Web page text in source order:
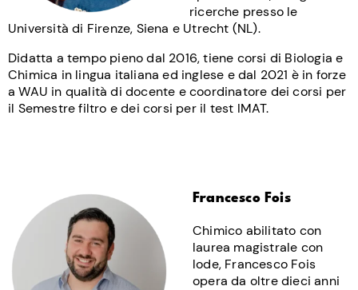
ricerche presso le
Università di Firenze, Siena e Utrecht (NL).
Didatta a tempo pieno dal 2016, tiene corsi di Biologia e
Chimica in lingua italiana ed inglese e dal 2021 è in forze
a WAU in qualità di docente e coordinatore dei corsi per
il Semestre filtro e dei corsi per il test IMAT.
Francesco Fois
Chimico abilitato con
laurea magistrale con
lode, Francesco Fois
opera da oltre dieci anni